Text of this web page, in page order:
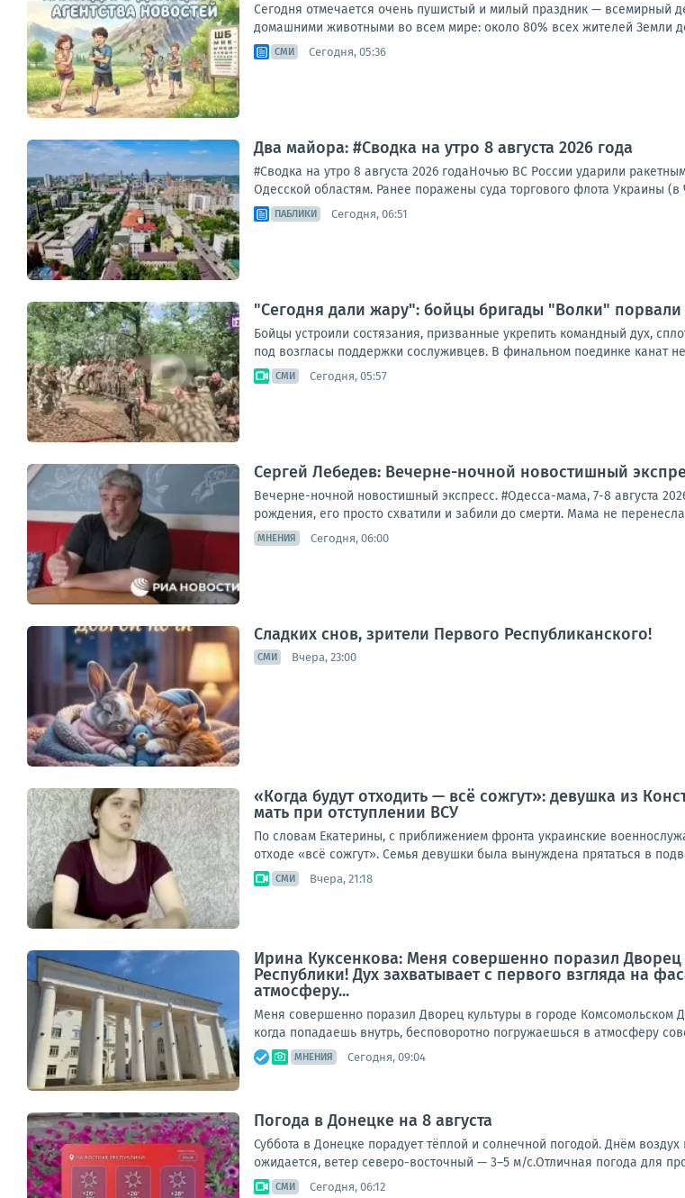
Сегодня отмечается очень пушистый и милый праздник — всемирный
домашними животными во всем мире: около 80% всех жителей Земли
СМИ Сегодня, 05:36
Два майора: #Сводка на утро 8 августа 2026 года
#Сводка на утро 8 августа 2026 годаНочью ВС России ударили
Одесской областям. Ранее поражены суда торгового флота Украины
ПАБЛИКИ Сегодня, 06:51
"Сегодня дали жару": бойцы бригады "Волки"
Бойцы устроили состязания, призванные укрепить командный дух,
под возгласы поддержки сослуживцев. В финальном поединке канат
СМИ Сегодня, 05:57
Сергей Лебедев: Вечерне-ночной новостишный
Вечерне-ночной новостишный экспресс. #Одесса-мама, 7-8 августа
рождения, его просто схватили и забили до смерти. Мама не
МНЕНИЯ Сегодня, 06:00
Сладких снов, зрители Первого Республиканского!
СМИ Вчера, 23:00
«Когда будут отходить — всё сожгут»: девушка из
мать при отступлении ВСУ
По словам Екатерины, с приближением фронта украинские
отходе «всё сожгут». Семья девушки была вынуждена прятаться в
СМИ Вчера, 21:18
Ирина Куксенкова: Меня совершенно поразил
Республики! Дух захватывает с первого взгляда на
атмосферу...
Меня совершенно поразил Дворец культуры в городе Комсомольском
когда попадаешь внутрь, бесповоротно погружаешься в атмосферу
МНЕНИЯ Сегодня, 09:04
Погода в Донецке на 8 августа
Суббота в Донецке порадует тёплой и солнечной погодой. Днём воздух
ожидается, ветер северо-восточный — 3–5 м/с.Отличная погода для
СМИ Сегодня, 06:12